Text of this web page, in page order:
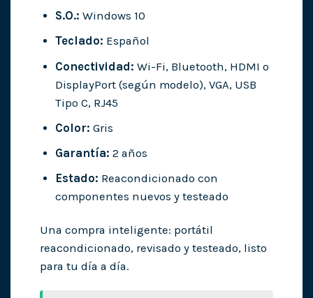
S.O.: Windows 10
Teclado: Español
Conectividad: Wi-Fi, Bluetooth, HDMI o
DisplayPort (según modelo), VGA, USB
Tipo C, RJ45
Color: Gris
Garantía: 2 años
Estado: Reacondicionado con
componentes nuevos y testeado
Una compra inteligente: portátil
reacondicionado, revisado y testeado, listo
para tu día a día.